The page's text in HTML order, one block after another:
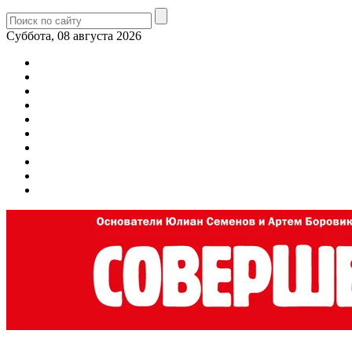
Суббота, 08 августа 2026